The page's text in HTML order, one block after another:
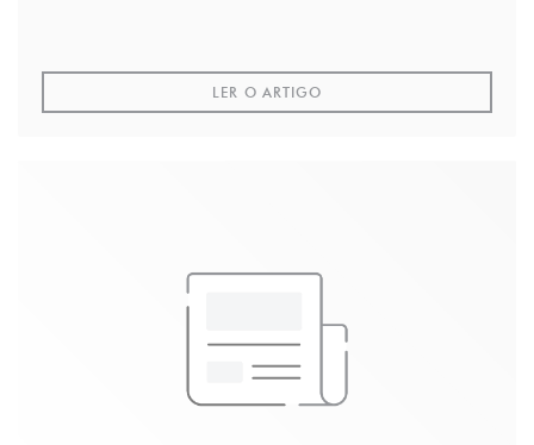
LER O ARTIGO((ABRE NUMA NOVA